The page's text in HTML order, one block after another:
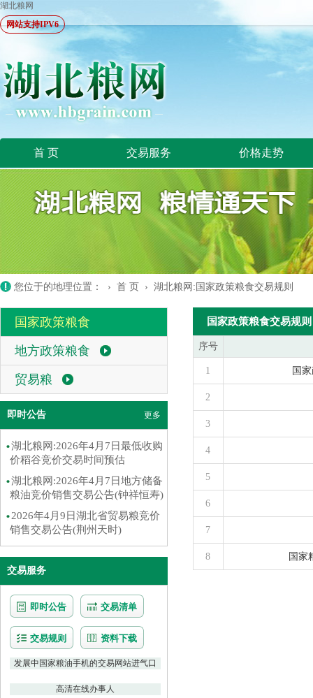
湖北粮网
网站支持IPV6
首 页 交易服务 价格走势
您位于的地理位置： › 首 页 › 湖北粮网:国家政策粮食交易规则
国家政策粮食
地方政策粮食
贸易粮
即时公告 更多
湖北粮网:2026年4月7日最低收购
价稻谷竞价交易时间预估
湖北粮网:2026年4月7日地方储备
粮油竞价销售交易公告(钟祥恒寿)
2026年4月9日湖北省贸易粮竞价
销售交易公告(荆州天时)
交易服务
即时公告 交易清单
交易规则 资料下载
发展中国家粮油手机的交易网站进气口
高清在线办事人
国家政策粮食交易规则
序号
1 国
2
3
4
5
6
7
8 国家